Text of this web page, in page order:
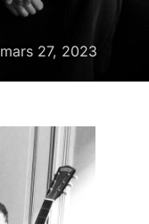
Publié
mars 27, 2023